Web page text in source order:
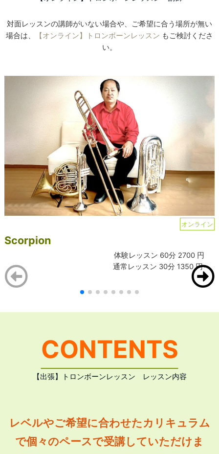
対面レッスンの講師がいない場合や、ご希望に合う場所が無い
場合は、
【オンライン】トロンボーンレッスン もご検討くださ
い。
オンライン
Scorpion
体験レッスン 60分 2700 円
通常レッスン 30分 1350 円～
【出張】トロンボーンレッスン レッスン内容
CONTENTS
レベルやご希望に合わせたカリキュラム
で個々のペースで受講していただけま